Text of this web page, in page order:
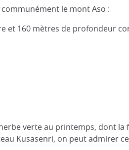
le mont Aso :
et 160 mètres de profondeur
verte au printemps, dont la
Kusasenri, on peut admirer